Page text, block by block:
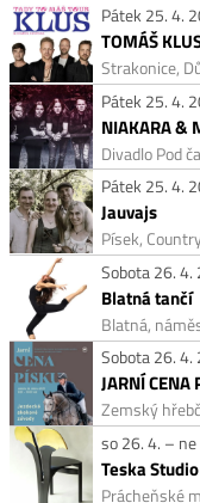
Pátek 25. 4.
TOMÁŠ
Strakonice,
Pátek 25. 4.
NIAKARA &
Divadlo Pod
Pátek 25. 4.
Jauvajs
Písek,
Sobota 26. 4.
Blatná tančí
Blatná,
Sobota 26.
JARNÍ CENA
Zemský
so 26. 4. –
Teska Studio
Prácheňské